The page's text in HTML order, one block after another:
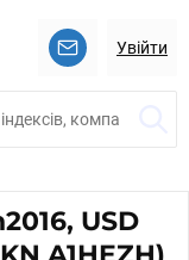
Увійти
USD